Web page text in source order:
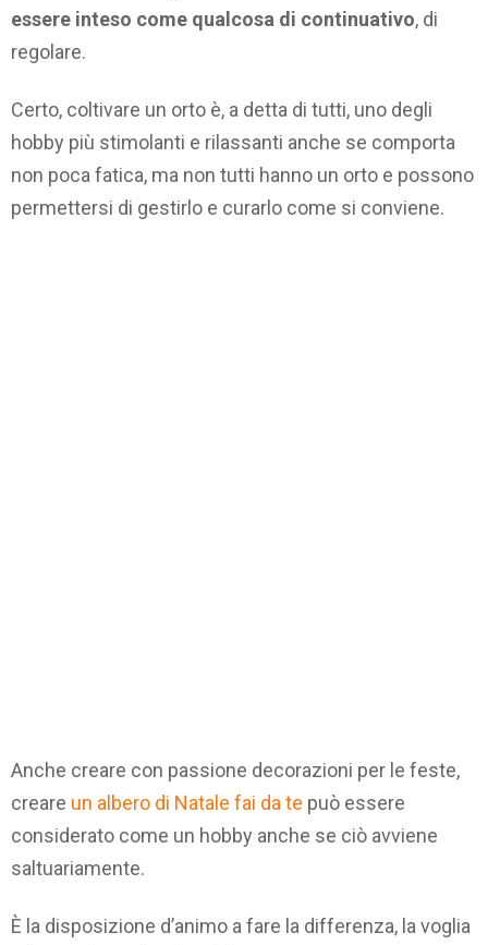
essere inteso come qualcosa di continuativo, di
regolare.
Certo, coltivare un orto è, a detta di tutti, uno degli
hobby più stimolanti e rilassanti anche se comporta
non poca fatica, ma non tutti hanno un orto e possono
permettersi di gestirlo e curarlo come si conviene.
Anche creare con passione decorazioni per le feste,
creare un albero di Natale fai da te può essere
considerato come un hobby anche se ciò avviene
saltuariamente.
È la disposizione d’animo a fare la differenza, la voglia